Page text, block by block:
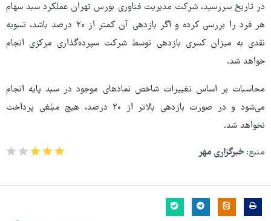
در تاریخ سررسید، شرکت مدیریت فناوری بورس تهران عملکرد سبد سهام
هر فرد را بررسی کرده و اگر بازدهی آن کمتر از ۲۰ درصد باشد، تسویه
نقدی به میزان کسری بازدهی توسط شرکت سپرده‌گذاری مرکزی انجام
خواهد شد.
محاسبات بر اساس تغییرات شاخص نمادهای موجود در سبد پایه انجام
می‌شود و در صورت بازدهی بالاتر از ۲۰ درصد، هیچ مبلغی پرداخت
نخواهد شد.
منبع: خبرگزاری مهر